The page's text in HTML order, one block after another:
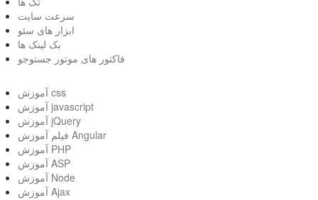
سرعت سایت
ابزار های سئو
بک لینک ها
فاکتور های موتور جستوجو
آموزش css
آموزش javascript
آموزش jQuery
فیلم آموزش Angular
آموزش PHP
آموزش ASP
آموزش Node
آموزش Ajax